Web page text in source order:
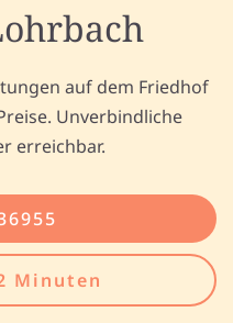
auf dem Friedhof
Unverbindliche
erreichbar.
Minuten